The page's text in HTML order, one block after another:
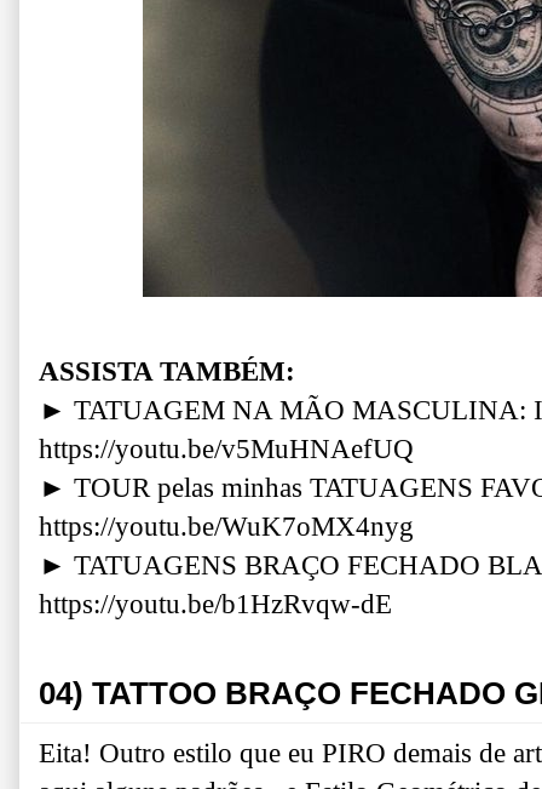
ASSISTA TAMBÉM:
► TATUAGEM NA MÃO MASCULINA:
https://youtu.be/v5MuHNAefUQ
► TOUR pelas minhas TATUAGENS
https://youtu.be/WuK7oMX4nyg
► TATUAGENS BRAÇO FECHADO
https://youtu.be/b1HzRvqw-dE
04) TATTOO BRAÇO FECHADO
Eita! Outro estilo que eu PIRO demais de